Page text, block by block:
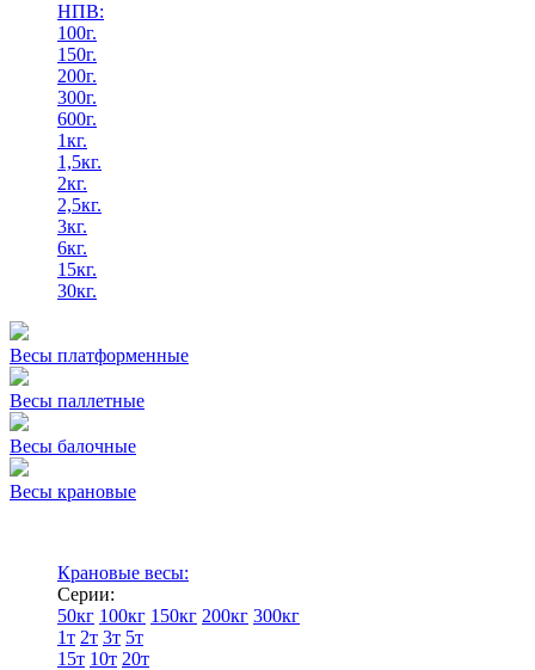
НПВ:
100г.
150г.
200г.
300г.
600г.
1кг.
1,5кг.
2кг.
2,5кг.
3кг.
6кг.
15кг.
30кг.
Весы платформенные
Весы паллетные
Весы балочные
Весы крановые
Крановые весы:
Серии:
50кг 100кг 150кг 200кг 300кг
1т 2т 3т 5т
15т 10т 20т